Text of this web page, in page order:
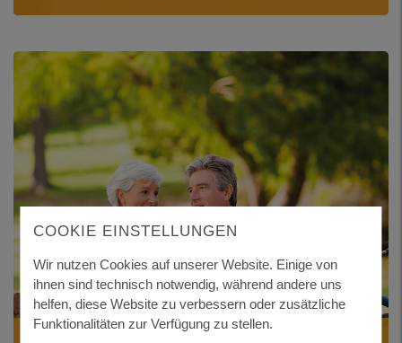
COOKIE EINSTELLUNGEN
Wir nutzen Cookies auf unserer Website. Einige von
ihnen sind technisch notwendig, während andere uns
helfen, diese Website zu verbessern oder zusätzliche
Funktionalitäten zur Verfügung zu stellen.